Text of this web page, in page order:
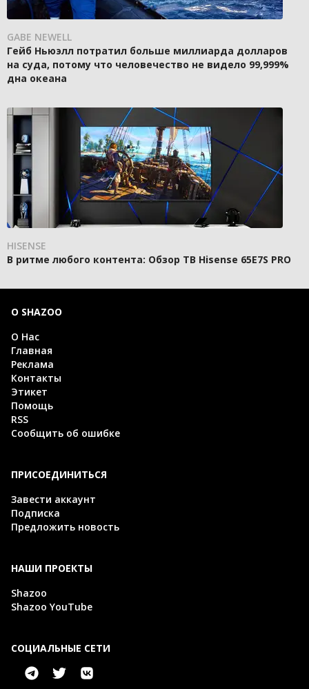
GABE NEWELL
Гейб Ньюэлл потратил больше миллиарда долларов
на суда, потому что человечество не видело 99,999%
дна океана
HISENSE
В ритме любого контента: Обзор ТВ Hisense 65E7S PRO
О SHAZOO
О Нас
Главная
Реклама
Контакты
Этикет
Помощь
RSS
Сообщить об ошибке
ПРИСОЕДИНИТЬСЯ
Завести аккаунт
Подписка
Предложить новость
НАШИ ПРОЕКТЫ
Shazoo
Shazoo YouTube
СОЦИАЛЬНЫЕ СЕТИ